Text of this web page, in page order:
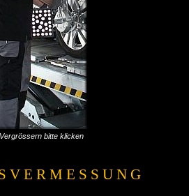
bitte klicken
V E R M E S S U N G